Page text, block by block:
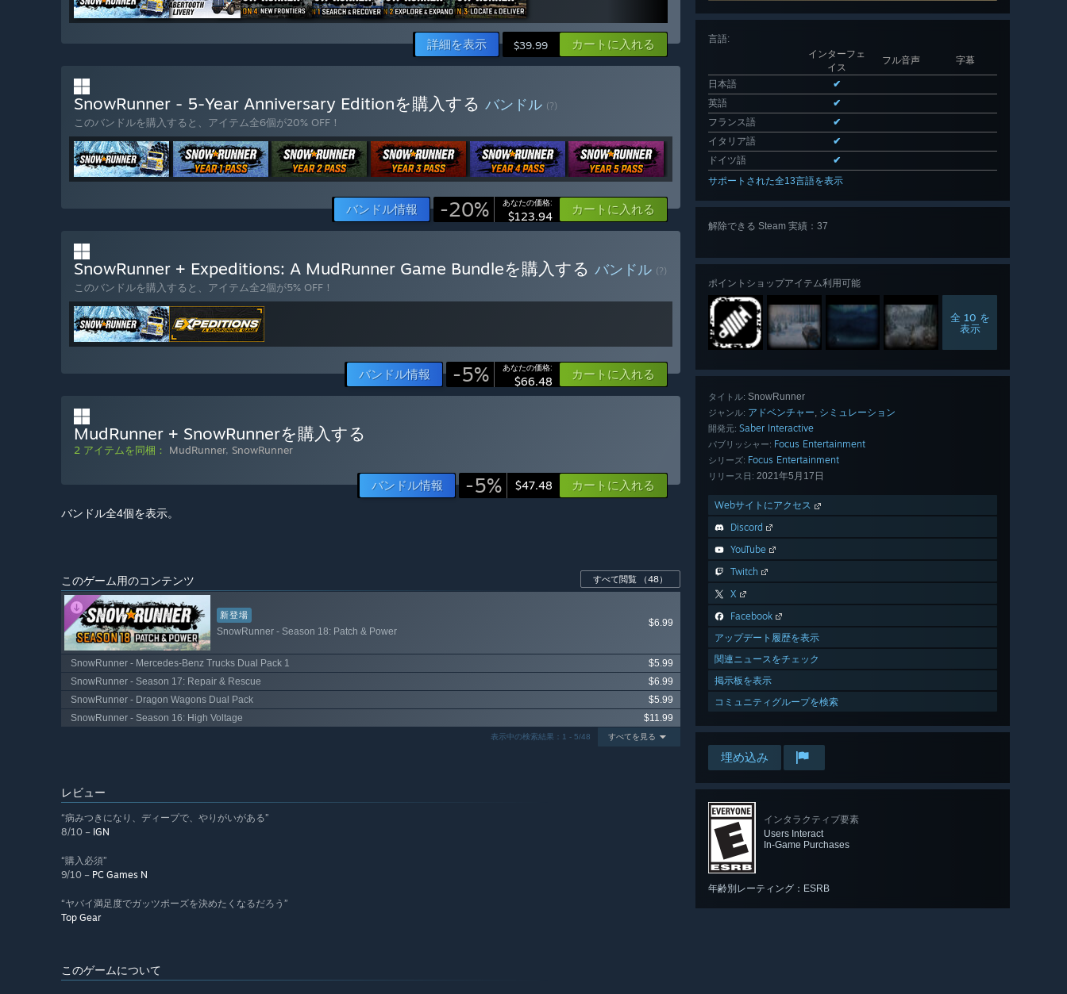
言語:
インターフェ
イス
フル音声 字幕
日本語
✔
英語
✔
フランス語
✔
イタリア語
✔
ドイツ語
✔
サポートされた全13言語を表示
解除できる Steam 実績：37
ポイントショップアイテム利用可能
全 10 を
表示
タイトル: SnowRunner
ジャンル: アドベンチャー, シミュレーション
開発元: Saber Interactive
パブリッシャー: Focus Entertainment
シリーズ: Focus Entertainment
リリース日: 2021年5月17日
Webサイトにアクセス
Discord
YouTube
Twitch
X
Facebook
アップデート履歴を表示
関連ニュースをチェック
掲示板を表示
コミュニティグループを検索
埋め込み
インタラクティブ要素
Users Interact
In-Game Purchases
年齢別レーティング：ESRB
詳細を表示 $39.99 カートに入れる
SnowRunner - 5-Year Anniversary Editionを購入する バンドル (?)
このバンドルを購入すると、アイテム全6個が20% OFF！
バンドル情報 -20% あなたの価格:
$123.94 カートに入れる
SnowRunner + Expeditions: A MudRunner Game Bundleを購入する バンドル (?)
このバンドルを購入すると、アイテム全2個が5% OFF！
バンドル情報 -5% あなたの価格:
$66.48 カートに入れる
MudRunner + SnowRunnerを購入する
2 アイテムを同梱： MudRunner, SnowRunner
バンドル情報 -5% $47.48 カートに入れる
バンドル全4個を表示。
このゲーム用のコンテンツ すべて閲覧 （48）
新登場
SnowRunner - Season 18: Patch & Power
$6.99
SnowRunner - Mercedes-Benz Trucks Dual Pack 1
$5.99
SnowRunner - Season 17: Repair & Rescue
$6.99
SnowRunner - Dragon Wagons Dual Pack
$5.99
SnowRunner - Season 16: High Voltage
$11.99
すべてを見る
表示中の検索結果：1 - 5/48
レビュー
“病みつきになり、ディープで、やりがいがある”
8/10 – IGN
“購入必須”
9/10 – PC Games N
“ヤバイ満足度でガッツポーズを決めたくなるだろう”
Top Gear
このゲームについて